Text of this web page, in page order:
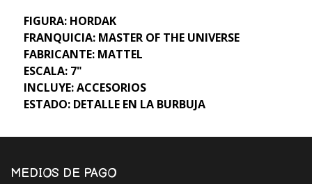
FIGURA: HORDAK
FRANQUICIA: MASTER OF THE UNIVERSE
FABRICANTE: MATTEL
ESCALA: 7"
INCLUYE: ACCESORIOS
ESTADO: DETALLE EN LA BURBUJA
MEDIOS DE PAGO